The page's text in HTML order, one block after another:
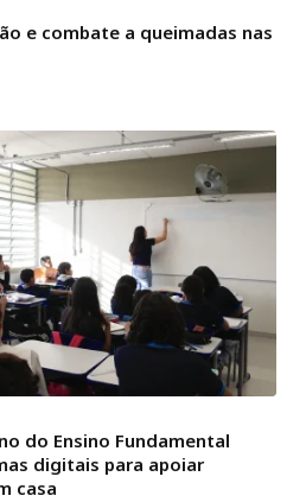
e combate a queimadas nas
do Ensino Fundamental
digitais para apoiar
casa